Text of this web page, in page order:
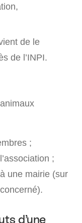
de le
de l’INPI.
;
;
une mairie (sur
d’une